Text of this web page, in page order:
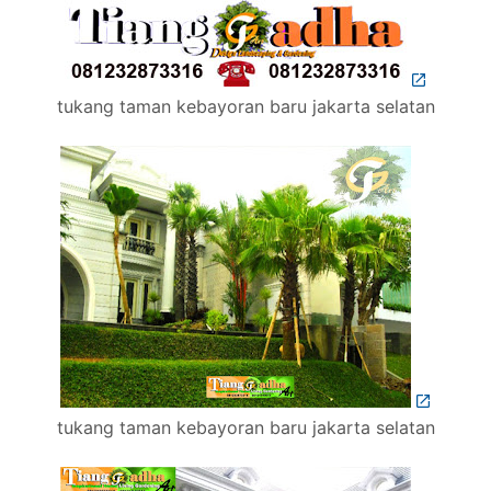
tukang taman kebayoran baru jakarta selatan
tukang taman kebayoran baru jakarta selatan